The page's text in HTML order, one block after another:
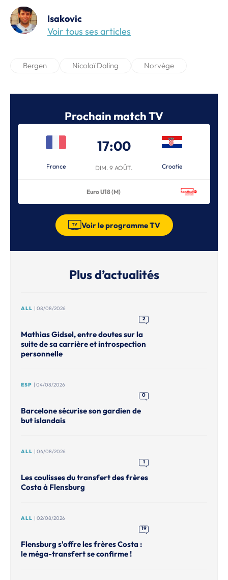
Isakovic
Voir tous ses articles
Bergen Nicolaï Daling Norvège
Prochain match TV
France
17:00
DIM. 9 AOÛT. Croatie
Euro U18 (M)
Voir le programme TV
Plus d’actualités
ALL | 08/08/2026
2
Mathias Gidsel, entre doutes sur la
suite de sa carrière et introspection
personnelle
ESP | 04/08/2026
0
Barcelone sécurise son gardien de
but islandais
ALL | 04/08/2026
1
Les coulisses du transfert des frères
Costa à Flensburg
ALL | 02/08/2026
19
Flensburg s'offre les frères Costa :
le méga-transfert se confirme !